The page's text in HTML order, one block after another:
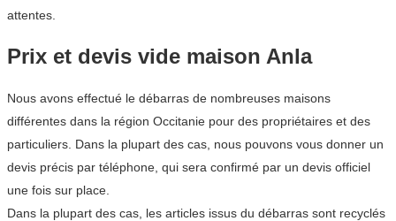
attentes.
Prix et devis vide maison Anla
Nous avons effectué le débarras de nombreuses maisons
différentes dans la région Occitanie pour des propriétaires et des
particuliers. Dans la plupart des cas, nous pouvons vous donner un
devis précis par téléphone, qui sera confirmé par un devis officiel
une fois sur place.
Dans la plupart des cas, les articles issus du débarras sont recyclés